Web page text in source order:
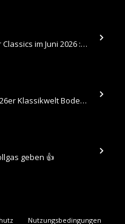
​Hallo , Hier sind die Bilder vom Older Classics im Juni 2026 : https://up.picr.de/51155940wd.jpg https://up.pic
Hallo , Hier sind nun meine Bilder 2026er Klassikwelt Bodensee 😀 https://up.picr.de/51125547rb.jpg https://up.pi
geben 👍
Nutzungsbedingungen